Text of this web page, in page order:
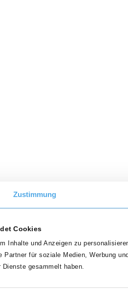
Zustimmung
Cookies
Inhalte und Anzeigen zu
Partner für soziale Medien, Werbung
Dienste gesammelt haben.